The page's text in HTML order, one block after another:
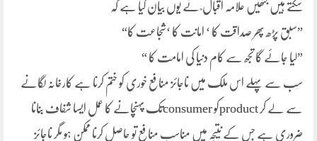
سکتے ہیں جنھیں علامہ اقبال ؒ نے یوں بیان کیا ہے کہ
”سبق پڑھ پھر صداقت کا ‘ امانت کا ‘شجاعت کا“
”لیا جائے گا تجھ سے کام دنیا کی امامت کا “
سب سے پہلے اس ملک میں ناجائز منافع خوری کو ختم کرنا ہے کارخانہ لگانے
سے لے کر productکو consumerتک پہنچانے کا عمل ایسا شفاف بنانا
ضروری ہے جس کے نتیجہ میں مناسب منافع تو حاصل کرنا ممکن ہو مگر ناجائز